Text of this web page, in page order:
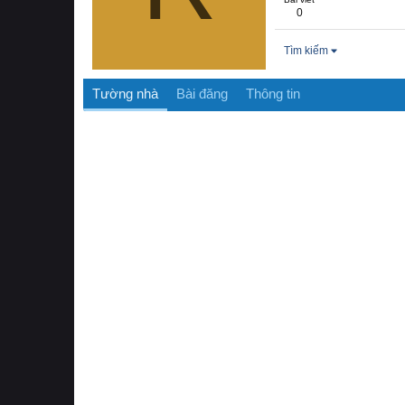
0
Tìm kiếm
Tường nhà Bài đăng Thông tin